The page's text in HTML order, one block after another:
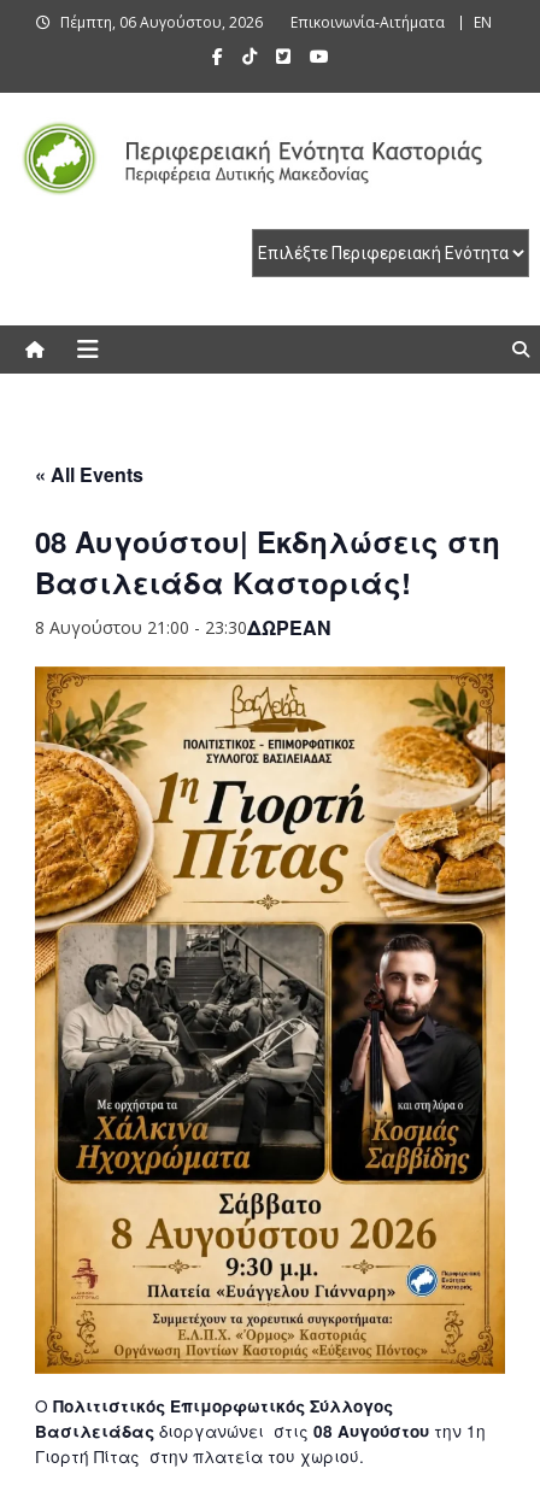
Πέμπτη, 06 Αυγούστου, 2026 Επικοινωνία-Αιτήματα EN
« All Events
08 Αυγούστου| Εκδηλώσεις στη
Βασιλειάδα Καστοριάς!
8 Αυγούστου 21:00 - 23:30ΔΩΡΕΆΝ
O Πολιτιστικός Επιμορφωτικός Σύλλογος
Βασιλειάδαςδιοργανώνει στις 08 Αυγούστουτην 1η
Γιορτή Πίτας στην πλατεία του χωριού.